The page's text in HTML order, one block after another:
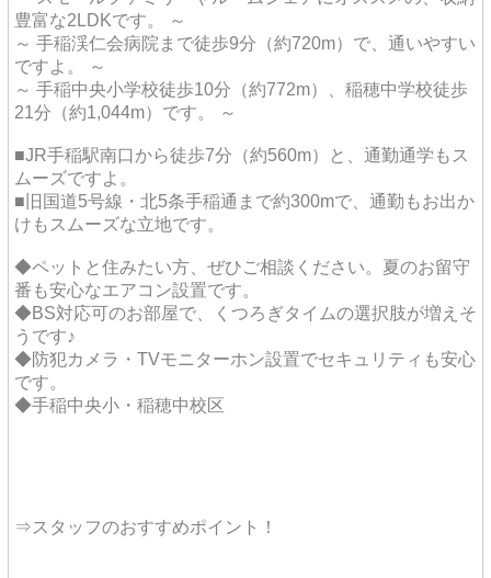
豊富な2LDKです。 ～
～ 手稲渓仁会病院まで徒歩9分（約720m）で、通いやすい
ですよ。 ～
～ 手稲中央小学校徒歩10分（約772m）、稲穂中学校徒歩
21分（約1,044m）です。 ～
■JR手稲駅南口から徒歩7分（約560m）と、通勤通学もス
ムーズですよ。
■旧国道5号線・北5条手稲通まで約300mで、通勤もお出か
けもスムーズな立地です。
◆ペットと住みたい方、ぜひご相談ください。夏のお留守
番も安心なエアコン設置です。
◆BS対応可のお部屋で、くつろぎタイムの選択肢が増えそ
うです♪
◆防犯カメラ・TVモニターホン設置でセキュリティも安心
です。
◆手稲中央小・稲穂中校区
⇒スタッフのおすすめポイント！